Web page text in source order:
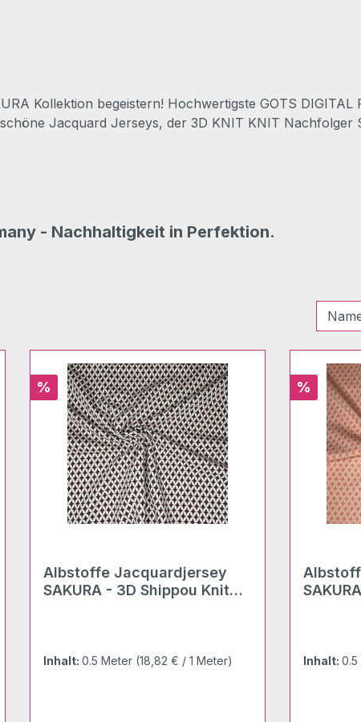
Kollektion begeistern! Hochwertigste GOTS DIGITAL
Jacquard Jerseys, der 3D KNIT KNIT Nachfolger
- Nachhaltigkeit in Perfektion.
Rabatt
%
Albstoffe Jacquardjersey
SAKURA - 3D Shippou Knit
Inhalt: 0.5 Meter (18,82 € / 1 Meter)
Rabatt
%
Albstoffe
Inhalt: 0.5